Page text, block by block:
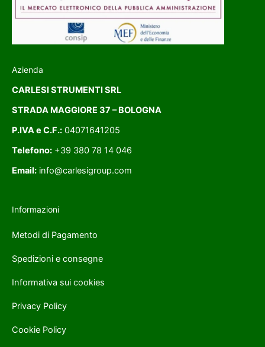
Azienda
CARLESI STRUMENTI SRL
STRADA MAGGIORE 37 – BOLOGNA
P.IVA e C.F.: 04071641205
Telefono: +39 380 78 14 046
Email: info@carlesigroup.com
Informazioni
Metodi di Pagamento
Spedizioni e consegne
Informativa sui cookies
Privacy Policy
Cookie Policy